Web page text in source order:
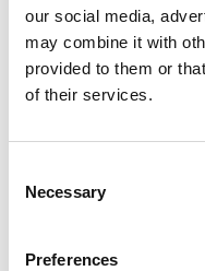
our social media,
may combine it with
provided to them or
of their services.
Selection
Necessary
Preferences
Agnieszka
always count